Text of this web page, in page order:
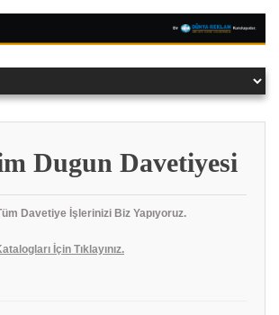
Dugun Davetiyesi
Davetiye İşlerinizi Biz Yapıyoruz.
İçin Tıklayınız.